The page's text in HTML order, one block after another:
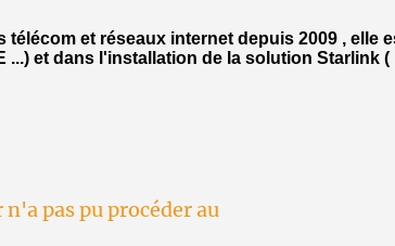
télécom et réseaux internet depuis 2009 , elle
...) et dans l'installation de la solution Starlink
pas pu procéder au